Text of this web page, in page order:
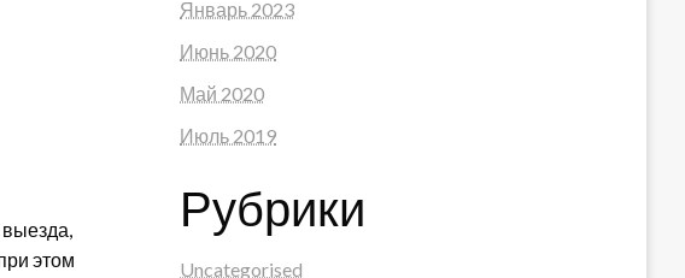
выезда,
этом
Январь 2023
Июнь 2020
Май 2020
Июль 2019
Рубрики
Uncategorised